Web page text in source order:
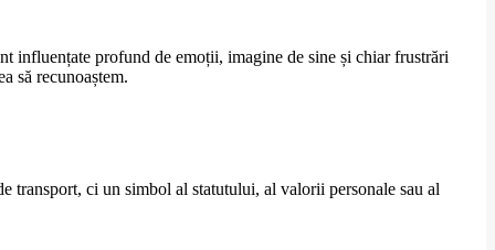
influențate profund de emoții, imagine de sine și chiar frustrări
să recunoaștem.
transport, ci un simbol al statutului, al valorii personale sau al